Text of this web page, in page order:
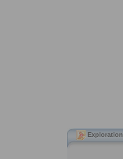
Exploration